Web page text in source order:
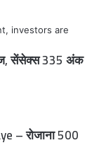
सेंसेक्स 335 अंक
– रोजाना 500